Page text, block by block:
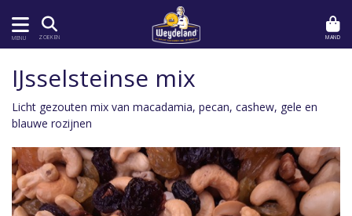
MENU ZOEKEN MAND
IJsselsteinse mix
Licht gezouten mix van macadamia, pecan, cashew, gele en
blauwe rozijnen